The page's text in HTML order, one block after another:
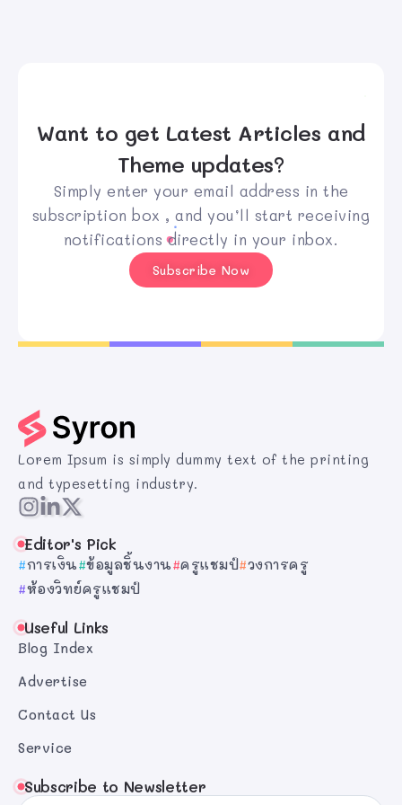
Want to get Latest Articles and
Theme updates?
Simply enter your email address in the
subscription box , and you’ll start receiving
notifications directly in your inbox.
Subscribe Now
Lorem Ipsum is simply dummy text of the printing
and typesetting industry.
Editor's Pick
การเงิน ข้อมูลชิ้นงาน ครูแชมป์ วงการครู
ห้องวิทย์ครูแชมป์
Useful Links
Blog Index
Advertise
Contact Us
Service
Subscribe to Newsletter